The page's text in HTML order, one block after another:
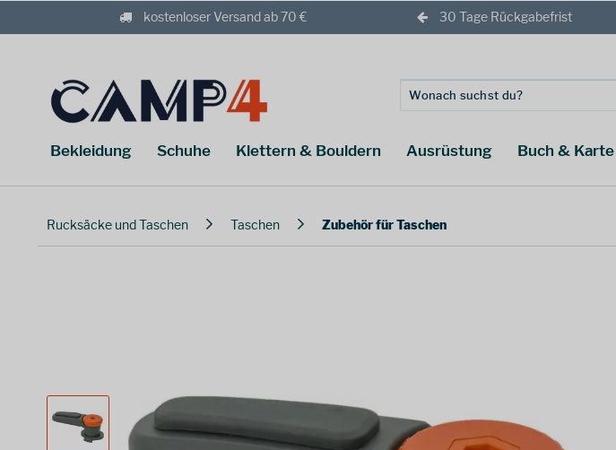
kostenloser Versand ab 70 € 30 Tage Rückgabefrist
Bekleidung Schuhe Klettern & Bouldern Ausrüstung Buch & Karte
Rucksäcke und Taschen Taschen Zubehör für Taschen